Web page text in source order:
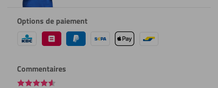
Options de paiement
Commentaires